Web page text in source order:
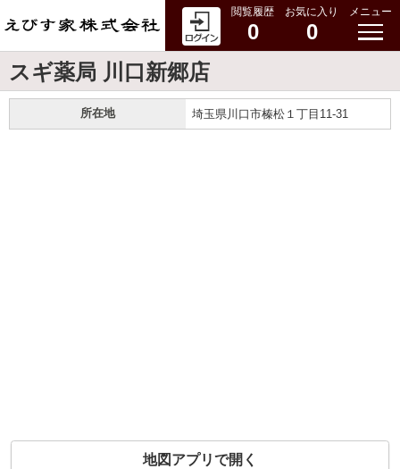
閲覧履歴
0
お気に入り
0
メニュー
スギ薬局 川口新郷店
所在地 埼玉県川口市榛松１丁目11-31
地図アプリで開く